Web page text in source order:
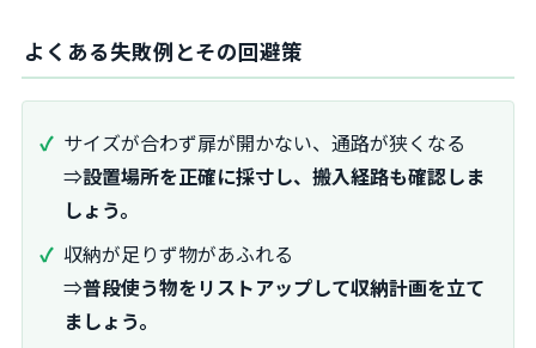
よくある失敗例とその回避策
サイズが合わず扉が開かない、通路が狭くなる
⇒設置場所を正確に採寸し、搬入経路も確認しま
しょう。
収納が足りず物があふれる
⇒普段使う物をリストアップして収納計画を立て
ましょう。